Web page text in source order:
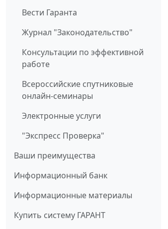
Вести Гаранта
Журнал "Законодательство"
Консультации по эффективной
работе
Всероссийские спутниковые
онлайн-семинары
Электронные услуги
"Экспресс Проверка"
Ваши преимущества
Информационный банк
Информационные материалы
Купить систему ГАРАНТ